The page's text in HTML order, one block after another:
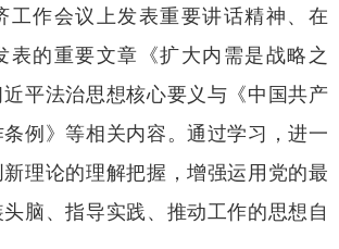
工作会议上发表重要讲话精神、在
表的重要文章《扩大内需是战略之
平法治思想核心要义与《中国共产
例》等相关内容。通过学习，进一
理论的理解把握，增强运用党的最
脑、指导实践、推动工作的思想自